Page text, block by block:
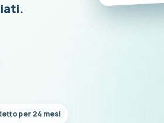
per 24 mesi